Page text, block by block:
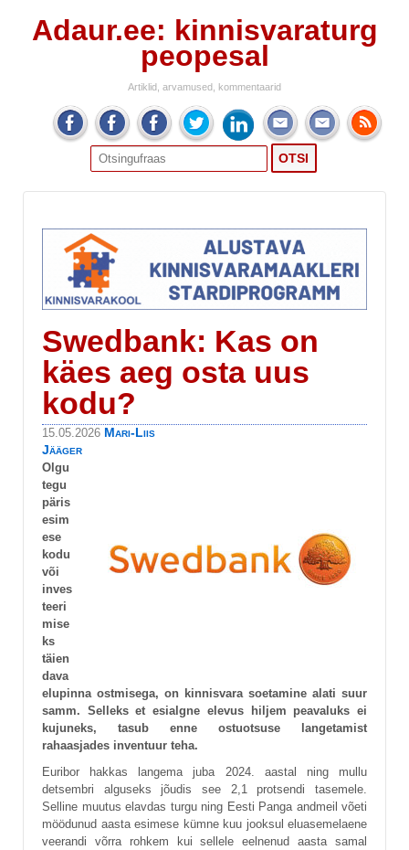
Adaur.ee: kinnisvaraturg
peopesal
Artiklid, arvamused, kommentaarid
Search
for:
Swedbank: Kas on
käes aeg osta uus
kodu?
15.05.2026 Mari-Liis
Jääger
Olgu
tegu
päris
esim
ese
kodu
või
inves
teeri
mise
ks
täien
dava
elupinna ostmisega, on kinnisvara soetamine alati suur
samm. Selleks et esialgne elevus hiljem peavaluks ei
kujuneks, tasub enne ostuotsuse langetamist
rahaasjades inventuur teha.
Euribor hakkas langema juba 2024. aastal ning mullu
detsembri alguseks jõudis see 2,1 protsendi tasemele.
Selline muutus elavdas turgu ning Eesti Panga andmeil võeti
möödunud aasta esimese kümne kuu jooksul eluasemelaene
veerandi võrra rohkem kui sellele eelnenud aasta samal